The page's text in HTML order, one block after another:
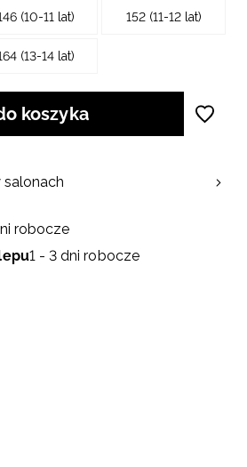
(10-11 lat) 152 (11-12 lat)
(13-14 lat)
koszyka
robocze
1 - 3 dni robocze